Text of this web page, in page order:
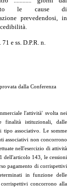
le cause di
prevedendosi, in
e ss. D.P.R. n.
dalla Conferenza
l'attività' svolta nei
finalità istituzionali, dalle
associativo. Le somme
associativi non concorrono
nell'esercizio di attività
dell'articolo 143, le cessioni
pagamento di corrispettivi
in funzione delle
concorrono alla